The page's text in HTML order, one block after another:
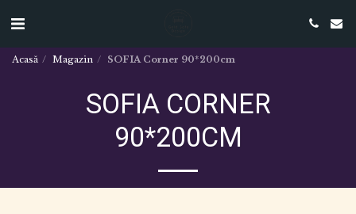
Acasă Magazin SOFIA Corner 90*200cm
SOFIA CORNER
90*200CM